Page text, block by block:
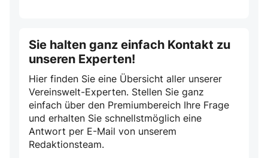
Sie halten ganz einfach Kontakt zu
unseren Experten!
Hier finden Sie eine Übersicht aller unserer
Vereinswelt-Experten. Stellen Sie ganz
einfach über den Premiumbereich Ihre Frage
und erhalten Sie schnellstmöglich eine
Antwort per E-Mail von unserem
Redaktionsteam.